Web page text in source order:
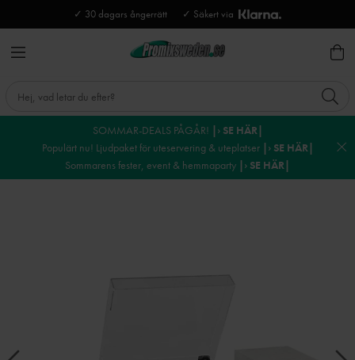
✓ 30 dagars ångerrätt ✓ Säkert via
SOMMAR-DEALS PÅGÅR! |› SE HÄR|
Populärt nu! Ljudpaket för uteservering & uteplatser |› SE HÄR|
Sommarens fester, event & hemmaparty |› SE HÄR|